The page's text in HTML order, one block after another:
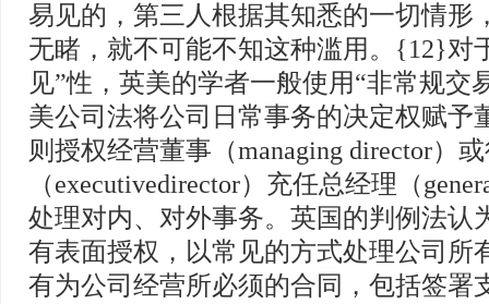
易见的，第三人根据其知悉的一切情形
无睹，就不可能不知这种滥用。{12}对
见”性，英美的学者一般使用“非常规交
美公司法将公司日常事务的决定权赋予
则授权经营董事（managing director）
（executivedirector）充任总经理（
处理对内、对外事务。英国的判例法认
有表面授权，以常见的方式处理公司所
有为公司经营所必须的合同，包括签署